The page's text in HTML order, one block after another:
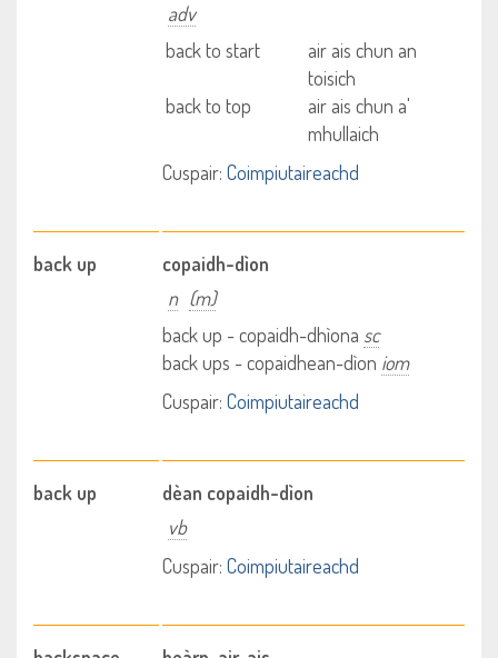
adv
back to start
air ais chun an
toisich
back to top
air ais chun a'
mhullaich
Cuspair: Coimpiutaireachd
back up
copaidh-dìon
n (m)
back up - copaidh-dhìona sc
back ups - copaidhean-dìon iom
Cuspair: Coimpiutaireachd
back up
dèan copaidh-dìon
vb
Cuspair: Coimpiutaireachd